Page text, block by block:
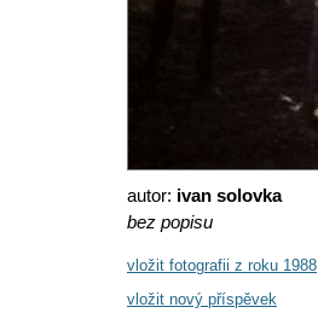
autor: ivan solovka
bez popisu
vložit fotografii z roku 1988
vložit nový příspěvek